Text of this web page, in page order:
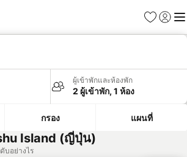
รายการโป
เข้าสู่ร
เมนู
ผู้เข้าพักและห้องพัก
2 ผู้เข้าพัก, 1 ห้อง
กรอง แผนที่
Island (ญี่ปุ่น)
บอย่างไร